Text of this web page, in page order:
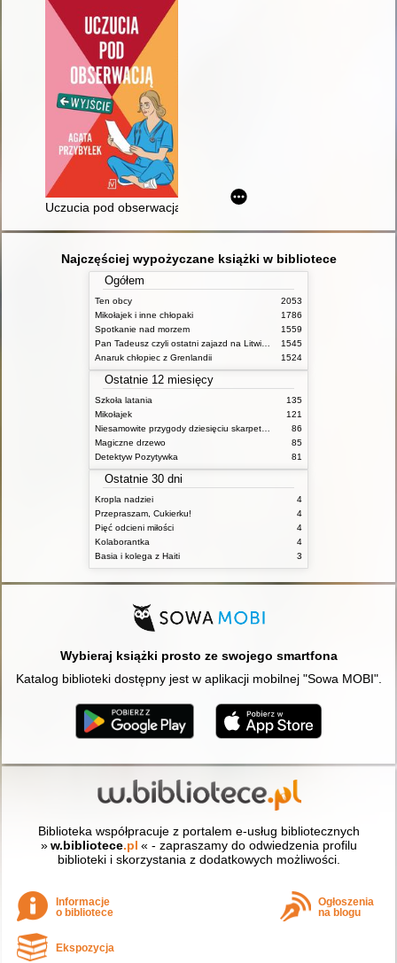
Uczucia pod obserwacją
Najczęściej wypożyczane książki w bibliotece
Ogółem
Ten obcy
2053
Mikołajek i inne chłopaki
1786
Spotkanie nad morzem
1559
1545
Anaruk chłopiec z Grenlandii
1524
Ostatnie 12 miesięcy
Szkoła latania
135
Mikołajek
121
86
Magiczne drzewo
85
Detektyw Pozytywka
81
Ostatnie 30 dni
Kropla nadziei
4
Przepraszam, Cukierku!
4
Pięć odcieni miłości
4
Kolaborantka
4
Basia i kolega z Haiti
3
Wybieraj książki prosto ze swojego smartfona
Katalog biblioteki dostępny jest w aplikacji mobilnej "Sowa MOBI".
Biblioteka współpracuje z portalem e-usług bibliotecznych
» w.bibliotece.pl « - zapraszamy do odwiedzenia profilu
biblioteki i skorzystania z dodatkowych możliwości.
Informacje
o bibliotece
Ogłoszenia
na blogu
Ekspozycja